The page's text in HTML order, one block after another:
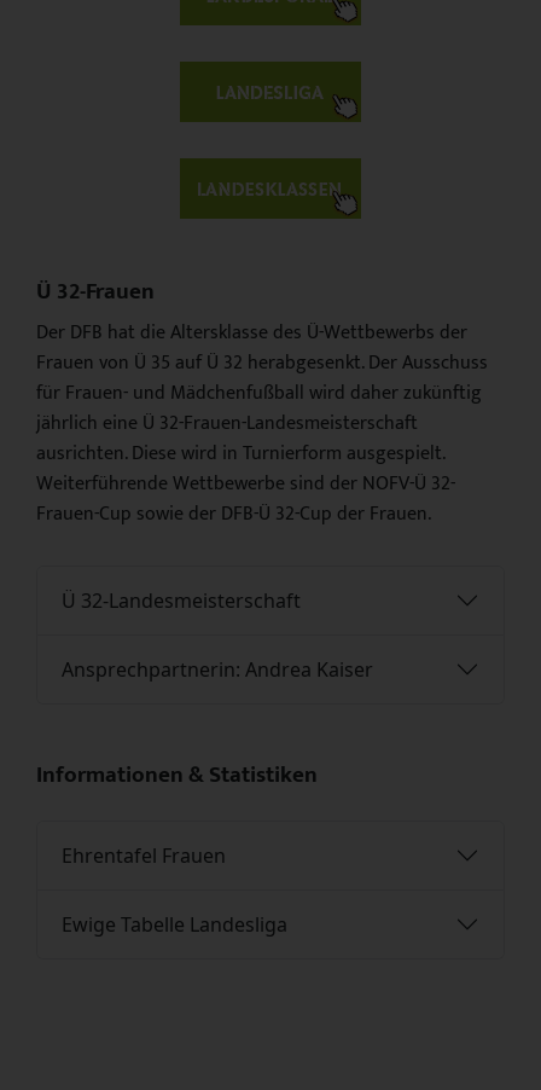
Ü 32-Frauen
Der DFB hat die Altersklasse des Ü-Wettbewerbs der
Frauen von Ü 35 auf Ü 32 herabgesenkt. Der Ausschuss
für Frauen- und Mädchenfußball wird daher zukünftig
jährlich eine Ü 32-Frauen-Landesmeisterschaft
ausrichten. Diese wird in Turnierform ausgespielt.
Weiterführende Wettbewerbe sind der NOFV-Ü 32-
Frauen-Cup sowie der DFB-Ü 32-Cup der Frauen.
Ü 32-Landesmeisterschaft
Ansprechpartnerin: Andrea Kaiser
Informationen & Statistiken
Ehrentafel Frauen
Ewige Tabelle Landesliga